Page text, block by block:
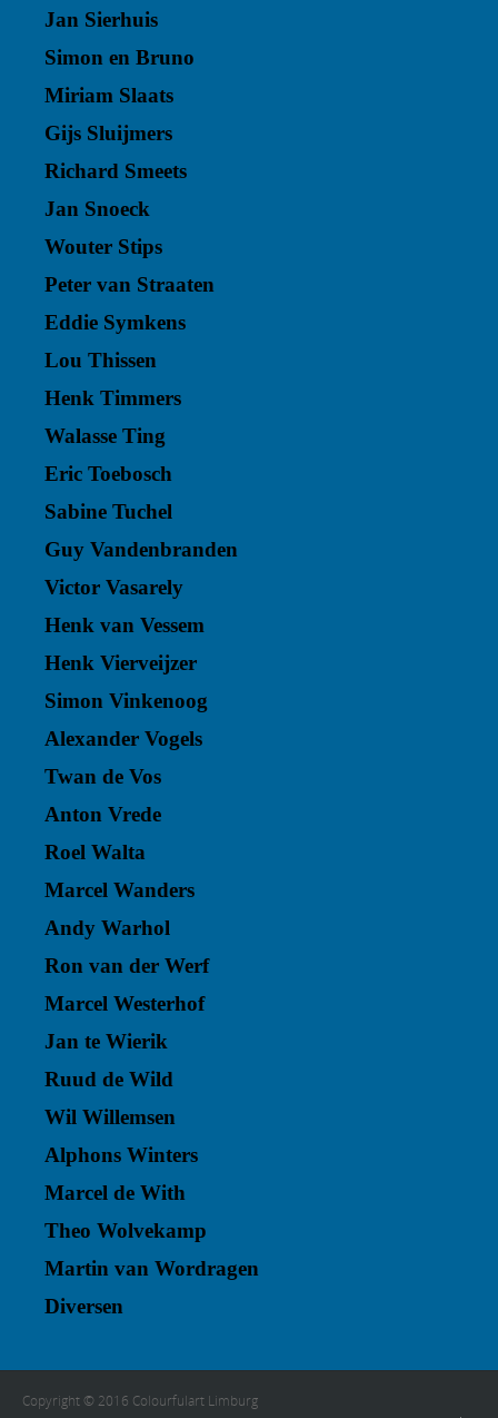
Jan Sierhuis
Simon en Bruno
Miriam Slaats
Gijs Sluijmers
Richard Smeets
Jan Snoeck
Wouter Stips
Peter van Straaten
Eddie Symkens
Lou Thissen
Henk Timmers
Walasse Ting
Eric Toebosch
Sabine Tuchel
Guy Vandenbranden
Victor Vasarely
Henk van Vessem
Henk Vierveijzer
Simon Vinkenoog
Alexander Vogels
Twan de Vos
Anton Vrede
Roel Walta
Marcel Wanders
Andy Warhol
Ron van der Werf
Marcel Westerhof
Jan te Wierik
Ruud de Wild
Wil Willemsen
Alphons Winters
Marcel de With
Theo Wolvekamp
Martin van Wordragen
Diversen
Copyright © 2016 Colourfulart Limburg